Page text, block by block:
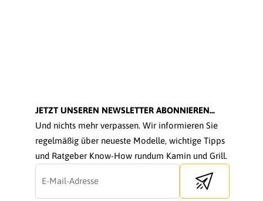
JETZT UNSEREN NEWSLETTER ABONNIEREN...
Und nichts mehr verpassen. Wir informieren Sie
regelmäßig über neueste Modelle, wichtige Tipps
und Ratgeber Know-How rundum Kamin und Grill.
Send newsletter